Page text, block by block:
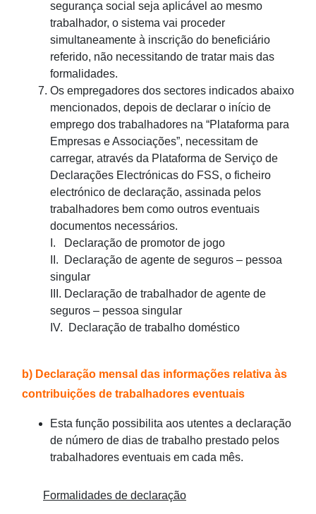
segurança social seja aplicável ao mesmo
trabalhador, o sistema vai proceder
simultaneamente à inscrição do beneficiário
referido, não necessitando de tratar mais das
formalidades.
Os empregadores dos sectores indicados abaixo
mencionados, depois de declarar o início de
emprego dos trabalhadores na “Plataforma para
Empresas e Associações”, necessitam de
carregar, através da Plataforma de Serviço de
Declarações Electrónicas do FSS, o ficheiro
electrónico de declaração, assinada pelos
trabalhadores bem como outros eventuais
documentos necessários.
I. Declaração de promotor de jogo
II. Declaração de agente de seguros – pessoa
singular
III. Declaração de trabalhador de agente de
seguros – pessoa singular
IV. Declaração de trabalho doméstico
b) Declaração mensal das informações relativa às
contribuições de trabalhadores eventuais
Esta função possibilita aos utentes a declaração
de número de dias de trabalho prestado pelos
trabalhadores eventuais em cada mês.
Formalidades de declaração